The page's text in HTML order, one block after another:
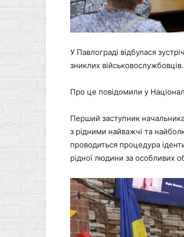
У Павлограді відбулася
зниклих військовослужбовців.
Про це повідомили у
Перший заступник
з рідними найважчі та
проводиться процедура
рідної людини за особливих